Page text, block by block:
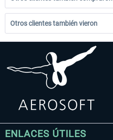
Otros clientes también vieron
ENLACES ÚTILES